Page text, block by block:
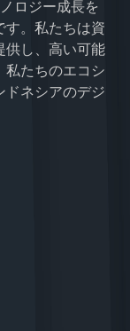
ロジー成長を
す。私たちは資
供し、高い可能
私たちのエコシ
ドネシアのデジ